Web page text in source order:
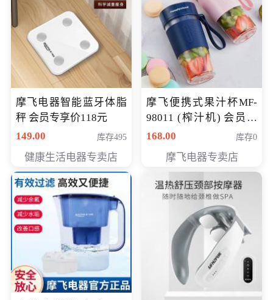
摩飞电器智能蓝牙体脂
秤 会员专享价118元
149.00
库存495
健康生活电器专卖店
摩飞便携式果汁杯MF-
98011 (榨汁机) 会员专
享价138元
168.00 库存0
摩飞电器专卖店